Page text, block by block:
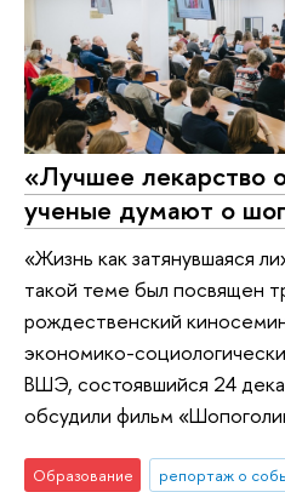
«Лучшее лекарство
ученые думают о
«Жизнь как затянувшаяся
такой теме был посвящен
рождественский
экономико-
ВШЭ, состоявшийся 24
обсудили фильм
Образование репортаж о